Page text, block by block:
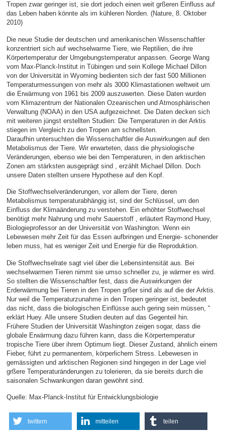
Tropen zwar geringer ist, sie dort jedoch einen weit grßeren Einfluss auf
das Leben haben könnte als im kühleren Norden. (Nature, 8. Oktober
2010)
Die neue Studie der deutschen und amerikanischen Wissenschaftler
konzentriert sich auf wechselwarme Tiere, wie Reptilien, die ihre
Körpertemperatur der Umgebungstemperatur anpassen. George Wang
vom Max-Planck-Institut in Tübingen und sein Kollege Michael Dillon
von der Universität in Wyoming bedienten sich der fast 500 Millionen
Temperaturmessungen von mehr als 3000 Klimastationen weltweit um
die Erwärmung von 1961 bis 2009 auszuwerten. Diese Daten wurden
vom Klimazentrum der Nationalen Ozeanischen und Atmosphärischen
Verwaltung (NOAA) in den USA aufgezeichnet. Die Daten decken sich
mit weiteren jüngst erstellten Studien: Die Temperaturen in der Arktis
stiegen im Vergleich zu den Tropen am schnellsten.
Daraufhin untersuchten die Wissenschaftler die Auswirkungen auf den
Metabolismus der Tiere. Wir erwarteten, dass die physiologische
Veränderungen, ebenso wie bei den Temperaturen, in den arktischen
Zonen am stärksten ausgeprägt sind , erzählt Michael Dillon. Doch
unsere Daten stellten unsere Hypothese auf den Kopf.
Die Stoffwechselveränderungen, vor allem der Tiere, deren
Metabolismus temperaturabhängig ist, sind der Schlüssel, um den
Einfluss der Klimaänderung zu verstehen. Ein erhöhter Stoffwechsel
benötigt mehr Nahrung und mehr Sauerstoff , erläutert Raymond Huey,
Biologieprofessor an der Universität von Washington. Wenn ein
Lebewesen mehr Zeit für das Essen aufbringen und Energie- schonender
leben muss, hat es weniger Zeit und Energie für die Reproduktion.
Die Stoffwechselrate sagt viel über die Lebensintensität aus. Bei
wechselwarmen Tieren nimmt sie umso schneller zu, je wärmer es wird.
So stellten die Wissenschaftler fest, dass die Auswirkungen der
Erderwärmung bei Tieren in den Tropen grßer sind als auf die der Arktis.
Nur weil die Temperaturzunahme in den Tropen geringer ist, bedeutet
das nicht, dass die biologischen Einflüsse auch gering sein müssen, “
erklärt Huey. Alle unsere Studien deuten auf das Gegenteil hin.
Frühere Studien der Universität Washington zeigen sogar, dass die
globale Erwärmung dazu führen kann, dass die Körpertemperatur
tropische Tiere über ihrem Optimum liegt. Dieser Zustand, ähnlich einem
Fieber, führt zu permanentem, körperlichem Stress. Lebewesen in
gemässigten und arktischen Regionen sind hingegen in der Lage viel
grßere Temperaturänderungen zu tolerieren, da sie bereits durch die
saisonalen Schwankungen daran gewöhnt sind.
Quelle: Max-Planck-Institut für Entwicklungsbiologie
twittern mitteilen teilen